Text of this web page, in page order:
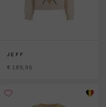
JEFF
€ 189,95